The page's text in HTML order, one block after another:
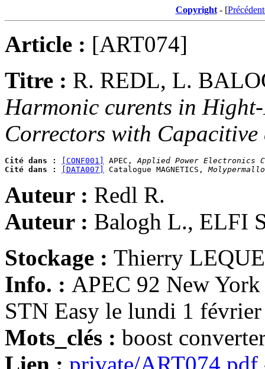
Copyright- [
Article : [ART074]
Titre : R. REDL, L.
Harmonic curents in
Correctors with Capacitive
Cité dans : [CONF001] APEC, Applied Power Electronics
Cité dans :
[DATA007] Catalogue MAGNETICS,
Auteur : Redl R.
Auteur : Balogh L., ELFI
Stockage : Thierry
Info. : APEC 92 New
STN Easy le lundi 1
Mots_clés : boost